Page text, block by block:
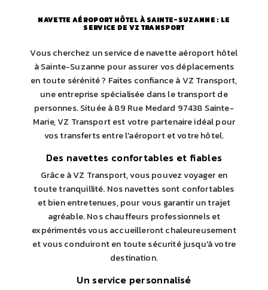
NAVETTE AÉROPORT HÔTEL À SAINTE-SUZANNE : LE
SERVICE DE VZ TRANSPORT
Vous cherchez un service de navette aéroport hôtel
à Sainte-Suzanne pour assurer vos déplacements
en toute sérénité ? Faites confiance à VZ Transport,
une entreprise spécialisée dans le transport de
personnes. Située à 89 Rue Medard 97438 Sainte-
Marie, VZ Transport est votre partenaire idéal pour
vos transferts entre l'aéroport et votre hôtel.
Des navettes confortables et fiables
Grâce à VZ Transport, vous pouvez voyager en
toute tranquillité. Nos navettes sont confortables
et bien entretenues, pour vous garantir un trajet
agréable. Nos chauffeurs professionnels et
expérimentés vous accueilleront chaleureusement
et vous conduiront en toute sécurité jusqu'à votre
destination.
Un service personnalisé